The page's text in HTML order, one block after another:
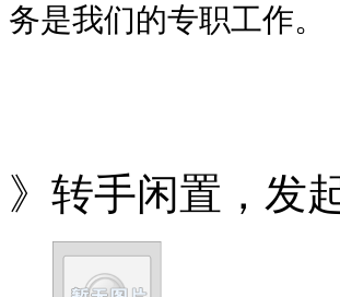
务是我们的专职工作。
》转手闲置，发